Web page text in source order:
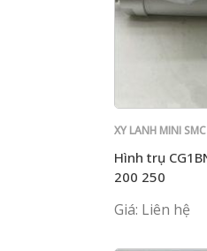
XY LANH MINI SMC
Hình trụ CG1BN20-25 50 75 100 125 150
200 250
Giá: Liên hệ